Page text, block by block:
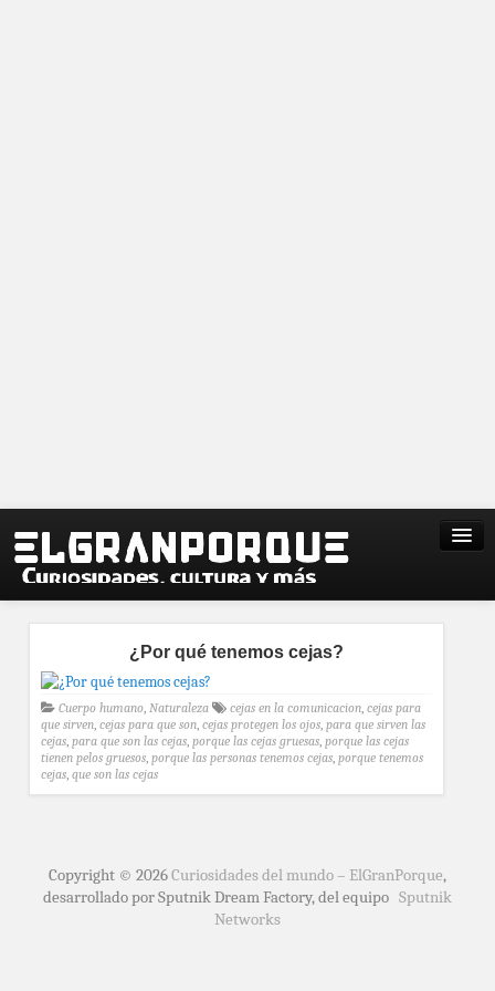
¿Por qué tenemos cejas?
Cuerpo humano, Naturaleza cejas en la comunicacion, cejas para
que sirven, cejas para que son, cejas protegen los ojos, para que sirven las
cejas, para que son las cejas, porque las cejas gruesas, porque las cejas
tienen pelos gruesos, porque las personas tenemos cejas, porque tenemos
cejas, que son las cejas
Copyright © 2026Curiosidades del mundo – ElGranPorque,
desarrollado por Sputnik Dream Factory, del equipo Sputnik
Networks